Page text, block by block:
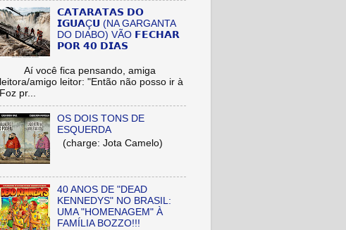
𝗖𝗔𝗧𝗔𝗥𝗔𝗧𝗔𝗦 𝗗𝗢
𝗜𝗚𝗨𝗔Ç𝗨 (NA GARGANTA
DO DIABO) VÃO 𝗙𝗘𝗖𝗛𝗔𝗥
𝗣𝗢𝗥 𝟰𝟬 𝗗𝗜𝗔𝗦
Aí você fica pensando, amiga
leitora/amigo leitor: "Então não posso ir à
Foz pr...
OS DOIS TONS DE
ESQUERDA
(charge: Jota Camelo)
40 ANOS DE "DEAD
KENNEDYS" NO BRASIL:
UMA "HOMENAGEM" À
FAMÍLIA BOZZO!!!